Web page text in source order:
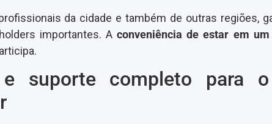
da cidade e também de outras regiões,
importantes. A conveniência de estar em
e suporte completo para